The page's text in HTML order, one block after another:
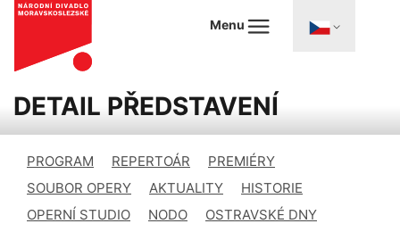
Menu
DETAIL PŘEDSTAVENÍ
PROGRAM REPERTOÁR
PREMIÉRY
SOUBOR OPERY
AKTUALITY
HISTORIE
OPERNÍ STUDIO
NODO
OSTRAVSKÉ DNY